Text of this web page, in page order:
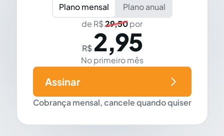
Plano mensal
Plano anual
de R$29,50por
R$ 2,95
No primeiro mês
Cobrança mensal, cancele quando quiser
Assinar